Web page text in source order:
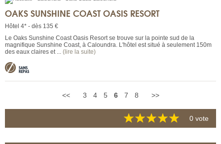
OAKS SUNSHINE COAST OASIS RESORT
Hôtel 4* - dès 135 €
Le Oaks Sunshine Coast Oasis Resort se trouve sur la pointe sud de la
magnifique Sunshine Coast, à Caloundra. L'hôtel est situé à seulement 150m
des eaux claires et ... (lire la suite)
<< 3 4 5 6 7 8 >>
0 vote